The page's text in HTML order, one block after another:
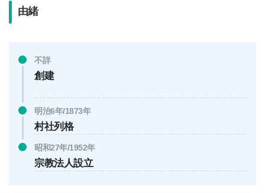
由緒
不詳
創建
明治6年/1873年
村社列格
昭和27年/1952年
宗教法人設立